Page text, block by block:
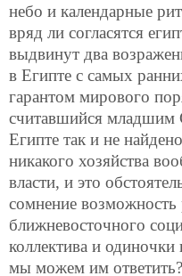
небо и календарные
вряд ли согласятся
выдвинут два
в Египте с самых
гарантом мирового
считавшийся
Египте так и не
никакого хозяйства
власти, и это
сомнение возможность
ближневосточного
коллектива и
мы можем им